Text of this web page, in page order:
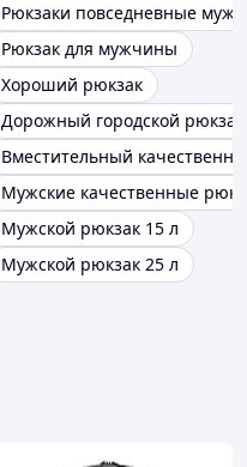
Рюкзаки повседневные
Рюкзак для мужчины
Хороший рюкзак
Дорожный городской рюкзак
Вместительный
Мужские качественные
Мужской рюкзак 15 л
Мужской рюкзак 25 л